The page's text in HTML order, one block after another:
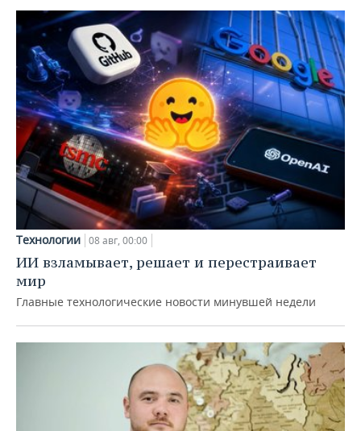
Технологии 08 авг, 00:00
ИИ взламывает, решает и перестраивает
мир
Главные технологические новости минувшей недели